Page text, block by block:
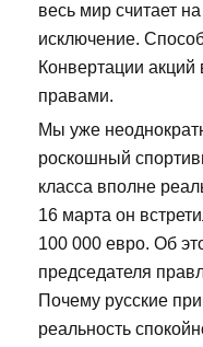
весь мир считает
исключение.
Конвертации акций
правами.
Мы уже
роскошный
класса вполне
16 марта он
100 000 евро. Об
председателя
Почему русские
реальность